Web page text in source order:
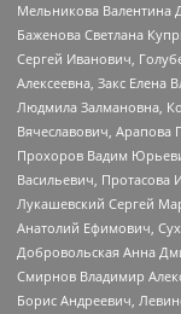
Мельникова Валентина
Баженова Светлана
Сергей Иванович,
Алексеевна, Закс Елена
Людмила Залмановна,
Вячеславович,
Прохоров Вадим
Васильевич, Протасова
Лукашевский Сергей
Анатолий Ефимович,
Добровольская Анна
Смирнов Владимир
Борис Андреевич,